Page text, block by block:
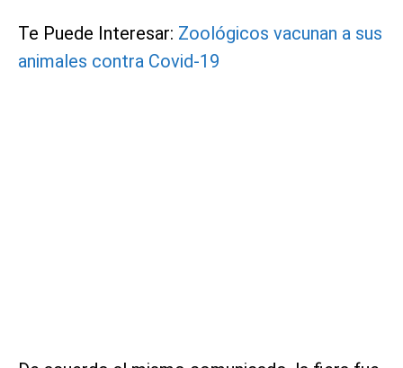
Te Puede Interesar: Zoológicos vacunan a sus
animales contra Covid-19